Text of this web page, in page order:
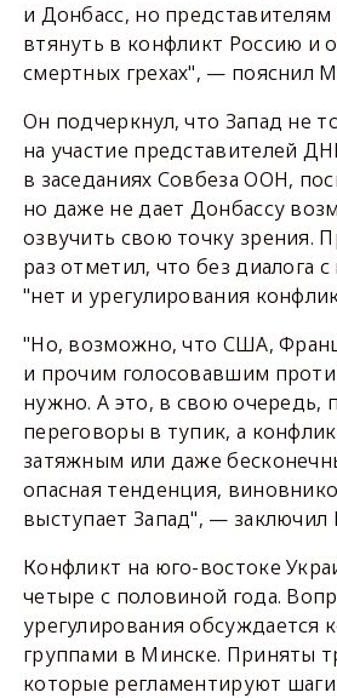
и Донбасс, но
втянуть в конфликт Россию и
смертных грехах", — пояснил
Он подчеркнул, что Запад не
на участие представителей
в заседаниях Совбеза ООН,
но даже не дает Донбассу
озвучить свою точку зрения.
раз отметил, что без диалога
"нет и урегулирования
"Но, возможно, что США,
и прочим голосовавшим
нужно. А это, в свою очередь,
переговоры в тупик, а
затяжным или даже
опасная тенденция,
выступает Запад", —
Конфликт на юго-востоке
четыре с половиной года.
урегулирования обсуждается
группами в Минске. Приняты
которые регламентируют